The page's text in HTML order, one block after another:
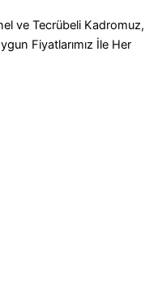
ve Tecrübeli Kadromuz,
Fiyatlarımız İle Her